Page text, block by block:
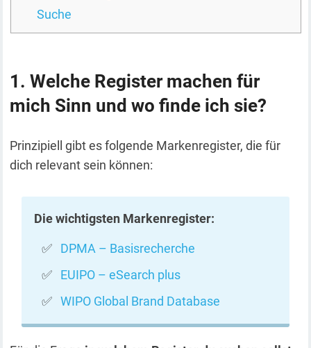
Suche
Welche Register machen für
mich Sinn und wo finde ich sie?
Prinzipiell gibt es folgende Markenregister, die für
dich relevant sein können:
Die wichtigsten Markenregister:
DPMA – Basisrecherche
EUIPO – eSearch plus
WIPO Global Brand Database